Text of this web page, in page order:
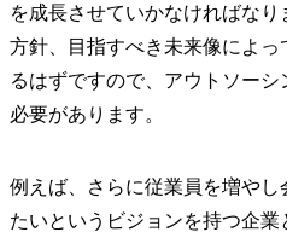
を成長させていかなければな
方針、目指すべき未来像によっ
るはずですので、アウトソー
必要があります。
例えば、さらに従業員を増や
たいというビジョンを持つ企